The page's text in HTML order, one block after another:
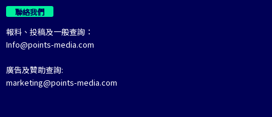
聯絡我們
報料、投稿及一般查詢：
Info@points-media.com
廣告及贊助查詢:
marketing@points-media.com